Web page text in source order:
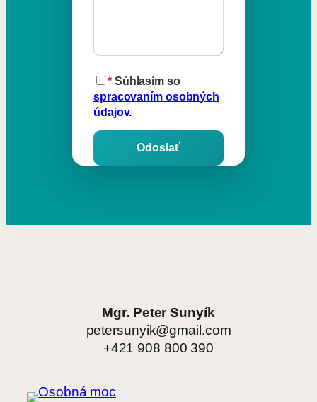
*Súhlasím so
spracovaním osobných
údajov.
Mgr. Peter Sunyík
petersunyik@gmail.com
+421 908 800 390